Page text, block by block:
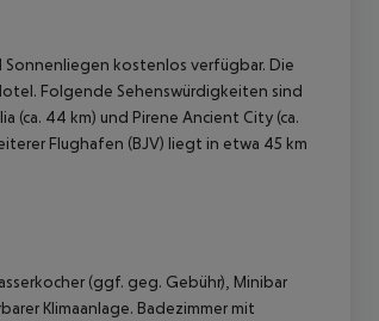
Sonnenliegen kostenlos verfügbar. Die
Folgende Sehenswürdigkeiten sind
(ca. 44 km) und Pirene Ancient City (ca.
Flughafen (BJV) liegt in etwa 45 km
(ggf. geg. Gebühr), Minibar
Klimaanlage. Badezimmer mit